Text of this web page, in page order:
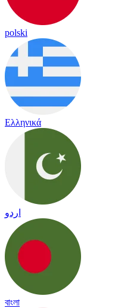
polski
Ελληνικά
اردو
বাংলা